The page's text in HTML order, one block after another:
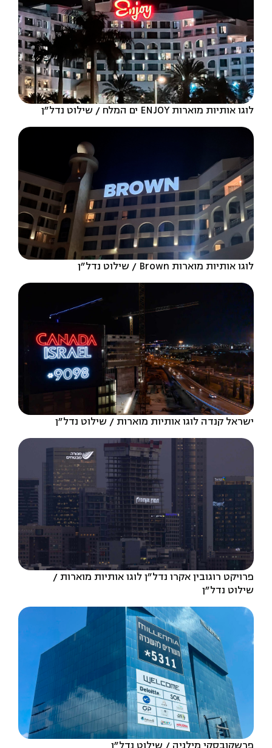
לוגו אותיות מוארות ENJOY ים המלח שילוט נדל״ן
לוגו אותיות מוארות Brown שילוט נדל״ן
ישראל קנדה לוגו אותיות מוארות שילוט נדל״ן
פרויקט רוגובין אקרו נדל"ן לוגו אותיות מוארות
שילוט נדל״ן